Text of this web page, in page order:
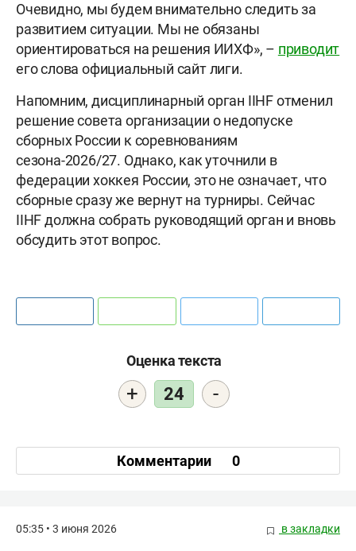
Очевидно, мы будем внимательно следить за
развитием ситуации. Мы не обязаны
ориентироваться на решения ИИХФ», – приводит
его слова официальный сайт лиги.
Напомним, дисциплинарный орган IIHF отменил
решение совета организации о недопуске
сборных России к соревнованиям
сезона-2026/27. Однако, как уточнили в
федерации хоккея России, это не означает, что
сборные сразу же вернут на турниры. Сейчас
IIHF должна собрать руководящий орган и вновь
обсудить этот вопрос.
Оценка текста
+ 24 -
Комментарии 0
05:35 • 3 июня 2026 в закладки